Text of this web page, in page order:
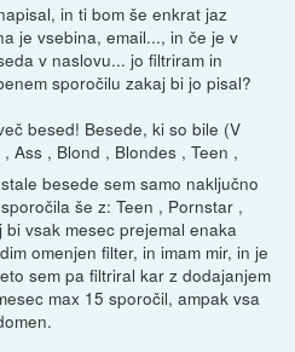
in ti bom še enkrat jaz
je vsebina, email..., in če je v
v naslovu... jo filtriram in
sporočilu zakaj bi jo pisal?
besed! Besede, ki so bile (V
Ass , Blond , Blondes , Teen ,
besede sem samo naključno
še z: Teen , Pornstar ,
vsak mesec prejemal enaka
omenjen filter, in imam mir, in je
sem pa filtriral kar z dodajanjem
max 15 sporočil, ampak vsa